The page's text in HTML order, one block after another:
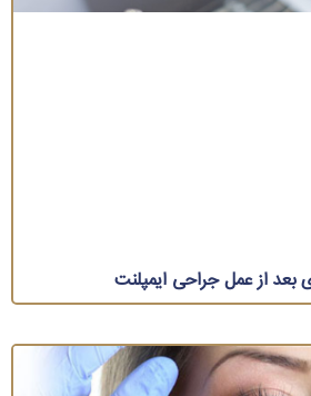
بعد از عمل جراحی ایمپلنت